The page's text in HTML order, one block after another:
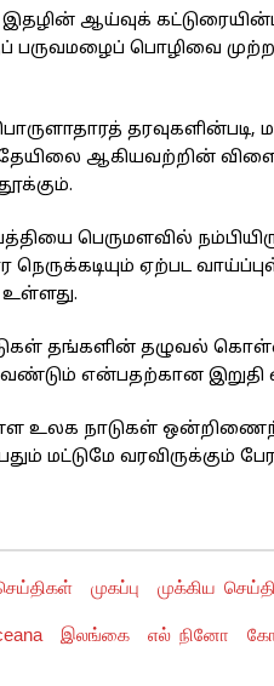
இதழின் ஆய்வுக்
பருவமழைப் பொழிவை
தரவுகளின்படி,
ஆகியவற்றின்
பெருமளவில்
ஏற்பட
தங்களின் தழுவல்
என்பதற்கான இறுதி
நாடுகள்
மட்டுமே வரவிருக்கும்
முகப்பு முக்கிய
இலங்கை எல் நினோ